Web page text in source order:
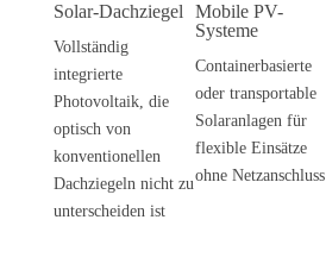
Solar-Dachziegel
Vollständig
integrierte
Photovoltaik, die
optisch von
konventionellen
Dachziegeln nicht zu
unterscheiden ist
Mobile PV-
Systeme
Containerbasierte
oder transportable
Solaranlagen für
flexible Einsätze
ohne Netzanschluss